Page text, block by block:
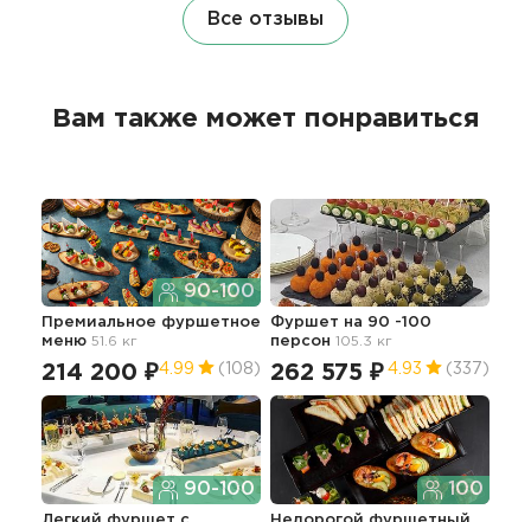
Все отзывы
Вам также может понравиться
90-100
Премиальное фуршетное
меню 51.6 кг
214 200 ₽4.99 (108)
Фуршет на 90 -100
персон 105.3 кг
262 575 ₽ 4.93 (337)
90-100 100